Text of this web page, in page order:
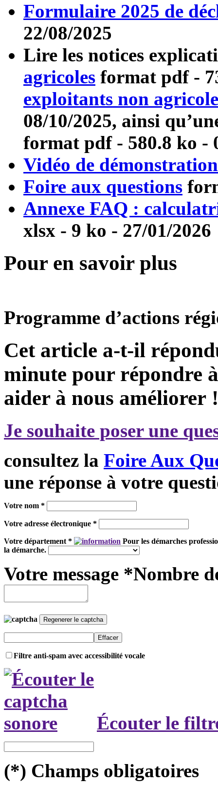
Formulaire 2025 de
22/08/2025
Lire les notices
agricoles format pdf-
exploitants non
08/10/2025, ainsi
format pdf- 580.8 ko -
Vidéo de
Foire aux questions
Annexe FAQ :
xlsx - 9 ko - 27/01/2026
Pour en savoir plus
Programme d’actions
Cet article a-t-il
minute pour répondre
aider à nous améliorer !
Je souhaite poser une
consultez la Foire Aux
une réponse à votre
Votre nom *
Votre adresse électronique *
Votre département *
Pour les démarches
la démarche.
Votre message *Nombre
Filtre anti-spam avec accessibilité vocale
Écouter le
(*) Champs obligatoires